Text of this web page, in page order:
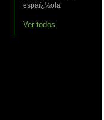
espaï¿½ola
Ver todos